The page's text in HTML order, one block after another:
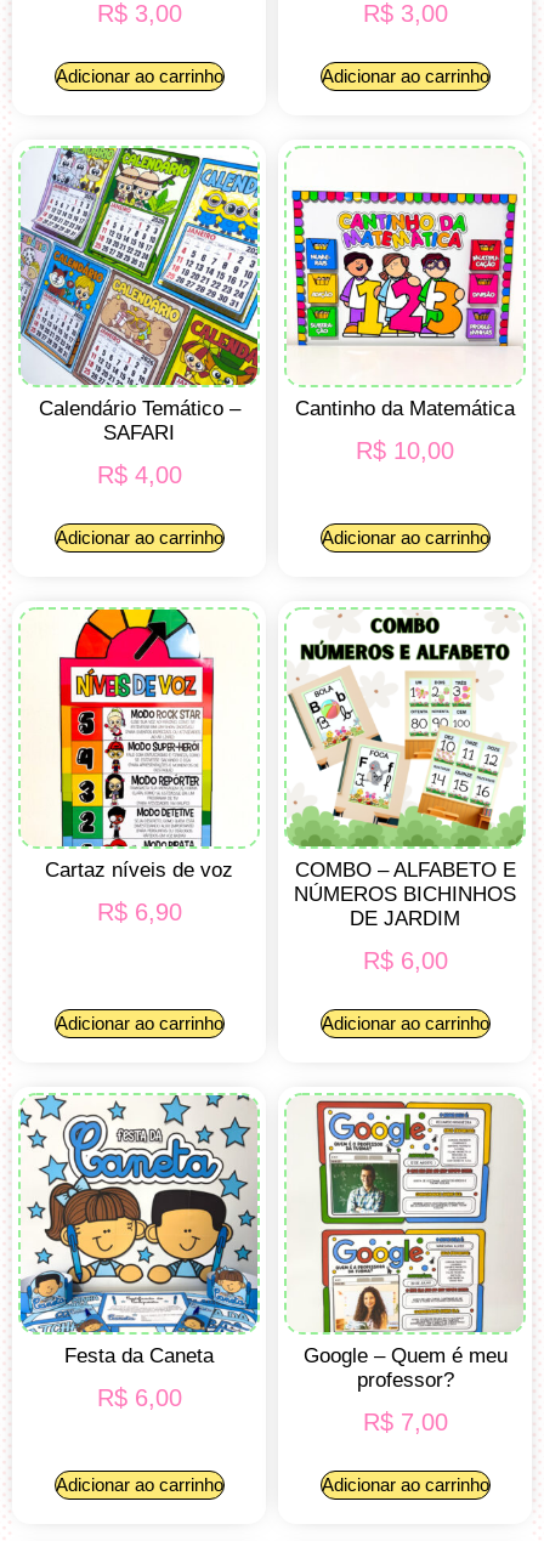
R$3,00
Adicionar ao carrinho
R$3,00
Adicionar ao carrinho
Calendário Temático –
SAFARI
R$4,00
Adicionar ao carrinho
Cantinho da Matemática
R$ 10,00
Adicionar ao carrinho
Cartaz níveis de voz
R$6,90
Adicionar ao carrinho
COMBO – ALFABETO E
NÚMEROS BICHINHOS
DE JARDIM
R$6,00
Adicionar ao carrinho
Festa da Caneta
R$6,00
Adicionar ao carrinho
Google – Quem é meu
professor?
R$7,00
Adicionar ao carrinho